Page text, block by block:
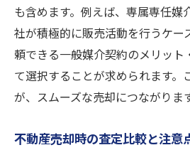
も含めます。例えば、専属専任媒
社が積極的に販売活動を行うケー
頼できる一般媒介契約のメリット
て選択することが求められます。
が、スムーズな売却につながります
不動産売却時の査定比較と注意